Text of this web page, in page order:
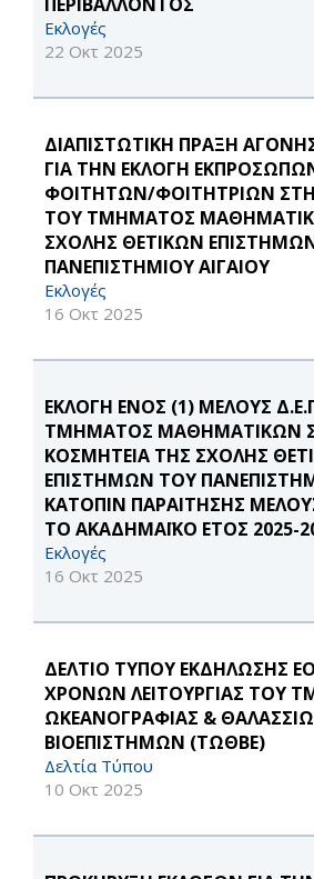
Εκλογές
22 Οκτ 2025
ΔΙΑΠΙΣΤΩΤΙΚΗ ΠΡΑΞΗ
ΓΙΑ ΤΗΝ ΕΚΛΟΓΗ
ΦΟΙΤΗΤΩΝ/ΦΟΙΤΗΤΡΙΩΝ
ΤΟΥ ΤΜΗΜΑΤΟΣ
ΣΧΟΛΗΣ ΘΕΤΙΚΩΝ
ΠΑΝΕΠΙΣΤΗΜΙΟΥ ΑΙΓΑΙΟΥ
Εκλογές
16 Οκτ 2025
ΕΚΛΟΓΗ ΕΝΟΣ (1) ΜΕΛΟΥΣ
ΤΜΗΜΑΤΟΣ ΜΑΘΗΜΑΤΙΚΩΝ
ΚΟΣΜΗΤΕΙΑ ΤΗΣ ΣΧΟΛΗΣ
ΕΠΙΣΤΗΜΩΝ ΤΟΥ
ΚΑΤΟΠΙΝ ΠΑΡΑΙΤΗΣΗΣ
ΤΟ ΑΚΑΔΗΜΑΪΚΟ ΕΤΟΣ 2025-
Εκλογές
16 Οκτ 2025
ΔΕΛΤΙΟ ΤΥΠΟΥ ΕΚΔΗΛΩΣΗΣ
ΧΡΟΝΩΝ ΛΕΙΤΟΥΡΓΙΑΣ ΤΟΥ
ΩΚΕΑΝΟΓΡΑΦΙΑΣ &
ΒΙΟΕΠΙΣΤΗΜΩΝ (ΤΩΘΒΕ)
Δελτία Τύπου
10 Οκτ 2025